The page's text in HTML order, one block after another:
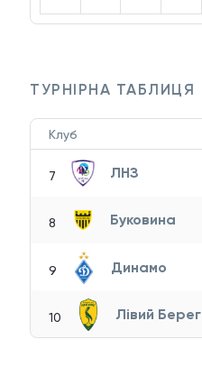
ТУРНІРНА ТАБЛИЦЯ
Клуб
7 ЛНЗ
8 Буковина
9 Динамо
10 Лівий Берег